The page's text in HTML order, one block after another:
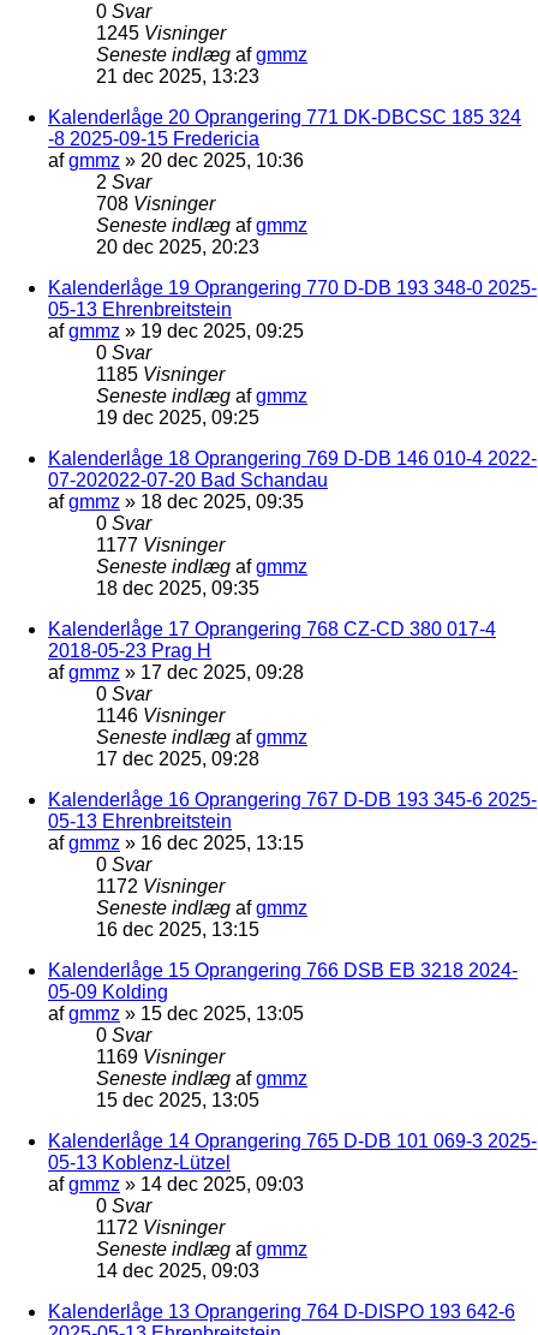
0 Svar
1245 Visninger
Seneste indlæg afgmmz
21 dec 2025, 13:23
Kalenderlåge 20 Oprangering 771 DK-DBCSC 185 324
-8 2025-09-15 Fredericia
afgmmz » 20 dec 2025, 10:36
2 Svar
708 Visninger
Seneste indlæg afgmmz
20 dec 2025, 20:23
Kalenderlåge 19 Oprangering 770 D-DB 193 348-0 2025-
05-13 Ehrenbreitstein
afgmmz » 19 dec 2025, 09:25
0 Svar
1185 Visninger
Seneste indlæg afgmmz
19 dec 2025, 09:25
Kalenderlåge 18 Oprangering 769 D-DB 146 010-4 2022-
07-202022-07-20 Bad Schandau
afgmmz » 18 dec 2025, 09:35
0 Svar
1177 Visninger
Seneste indlæg afgmmz
18 dec 2025, 09:35
Kalenderlåge 17 Oprangering 768 CZ-CD 380 017-4
2018-05-23 Prag H
afgmmz » 17 dec 2025, 09:28
0 Svar
1146 Visninger
Seneste indlæg afgmmz
17 dec 2025, 09:28
Kalenderlåge 16 Oprangering 767 D-DB 193 345-6 2025-
05-13 Ehrenbreitstein
afgmmz » 16 dec 2025, 13:15
0 Svar
1172 Visninger
Seneste indlæg afgmmz
16 dec 2025, 13:15
Kalenderlåge 15 Oprangering 766 DSB EB 3218 2024-
05-09 Kolding
afgmmz » 15 dec 2025, 13:05
0 Svar
1169 Visninger
Seneste indlæg afgmmz
15 dec 2025, 13:05
Kalenderlåge 14 Oprangering 765 D-DB 101 069-3 2025-
05-13 Koblenz-Lützel
afgmmz » 14 dec 2025, 09:03
0 Svar
1172 Visninger
Seneste indlæg afgmmz
14 dec 2025, 09:03
Kalenderlåge 13 Oprangering 764 D-DISPO 193 642-6